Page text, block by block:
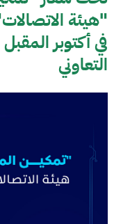
"هيئة
في أكتوبر
التعاوني